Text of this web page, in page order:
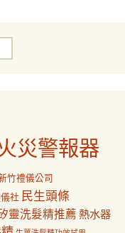
災警報器
竹禮儀公司
社 民生頭條
靈洗髮精推薦 熱水器